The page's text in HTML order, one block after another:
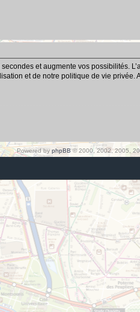
et augmente vos
et de notre politique de vie
Powered by phpBB© 2000, 2002, 2005,